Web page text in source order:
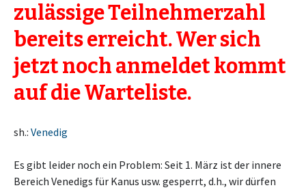
zulässige Teilnehmerzahl
bereits erreicht. Wer sich
jetzt noch anmeldet kommt
auf die Warteliste.
sh.: Venedig
Es gibt leider noch ein Problem: Seit 1. März ist der innere
Bereich Venedigs für Kanus usw. gesperrt, d.h., wir dürfen